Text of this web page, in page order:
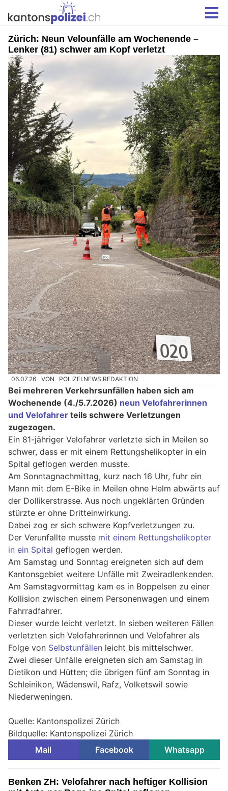
Zürich: Neun Velounfälle am Wochenende –
Lenker (81) schwer am Kopf verletzt
06.07.26 VON POLIZEI.NEWS REDAKTION
Bei mehreren Verkehrsunfällen haben sich am
Wochenende (4./5.7.2026) neun Velofahrerinnen
und Velofahrer teils schwere Verletzungen
zugezogen.
Ein 81-jähriger Velofahrer verletzte sich in Meilen so
schwer, dass er mit einem Rettungshelikopter in ein
Spital geflogen werden musste.
Am Sonntagnachmittag, kurz nach 16 Uhr, fuhr ein
Mann mit dem E-Bike in Meilen ohne Helm abwärts auf
der Dollikerstrasse. Aus noch ungeklärten Gründen
stürzte er ohne Dritteinwirkung.
Dabei zog er sich schwere Kopfverletzungen zu.
Der Verunfallte musste mit einem Rettungshelikopter
in ein Spital geflogen werden.
Am Samstag und Sonntag ereigneten sich auf dem
Kantonsgebiet weitere Unfälle mit Zweiradlenkenden.
Am Samstagvormittag kam es in Boppelsen zu einer
Kollision zwischen einem Personenwagen und einem
Fahrradfahrer.
Dieser wurde leicht verletzt. In sieben weiteren Fällen
verletzten sich Velofahrerinnen und Velofahrer als
Folge von Selbstunfällen leicht bis mittelschwer.
Zwei dieser Unfälle ereigneten sich am Samstag in
Dietikon und Hütten; die übrigen fünf am Sonntag in
Schleinikon, Wädenswil, Rafz, Volketswil sowie
Niederweningen.
Quelle: Kantonspolizei Zürich
Bildquelle: Kantonspolizei Zürich
Mail
Facebook Whatsapp
Benken ZH: Velofahrer nach heftiger Kollision